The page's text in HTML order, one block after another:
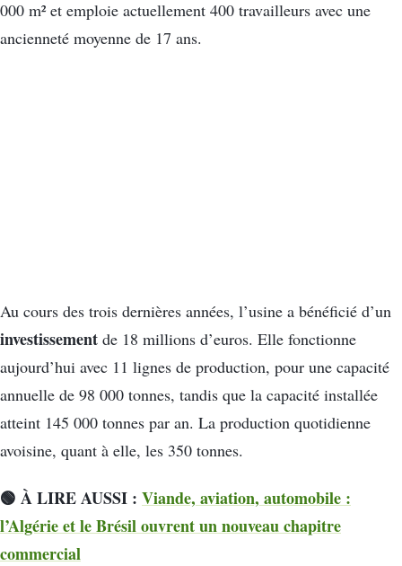
000 m² et emploie actuellement 400 travailleurs avec une
ancienneté moyenne de 17 ans.
Au cours des trois dernières années, l’usine a bénéficié d’un
investissement de 18 millions d’euros. Elle fonctionne
aujourd’hui avec 11 lignes de production, pour une capacité
annuelle de 98 000 tonnes, tandis que la capacité installée
atteint 145 000 tonnes par an. La production quotidienne
avoisine, quant à elle, les 350 tonnes.
🟢 À LIRE AUSSI : Viande, aviation, automobile :
l’Algérie et le Brésil ouvrent un nouveau chapitre
commercial